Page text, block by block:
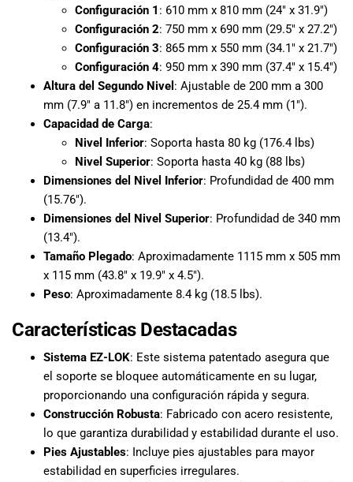
¡Descubre el
mundo de la
música con
Import Music
Ecuador!
Configuración 1 : 610 mm x 810 mm (24″ x 31.9″)
Configuración 2: 750 mm x 690 mm (29.5″ x 27.2″)
Configuración 3: 865 mm x 550 mm (34.1″ x 21.7″)
Configuración 4: 950 mm x 390 mm (37.4″ x 15.4″)
Altura del Segundo Nivel : Ajustable de 200 mm a 300
mm (7.9″ a 11.8″) en incrementos de 25.4 mm (1″).
Capacidad de Carga:
Nivel Inferior: Soporta hasta 80 kg (176.4 lbs)
Nivel Superior: Soporta hasta 40 kg (88 lbs)
Dimensiones del Nivel Inferior: Profundidad de 400 mm
(15.76″).
Dimensiones del Nivel Superior: Profundidad de 340 mm
(13.4″).
Tamaño Plegado: Aproximadamente 1115 mm x 505 mm
x 115 mm (43.8″ x 19.9″ x 4.5″).
Peso: Aproximadamente 8.4 kg (18.5 lbs).
Características Destacadas
Sistema EZ-LOK: Este sistema patentado asegura que
el soporte se bloquee automáticamente en su lugar,
proporcionando una configuración rápida y segura.
Construcción Robusta: Fabricado con acero resistente,
lo que garantiza durabilidad y estabilidad durante el uso.
Pies Ajustables: Incluye pies ajustables para mayor
estabilidad en superficies irregulares.